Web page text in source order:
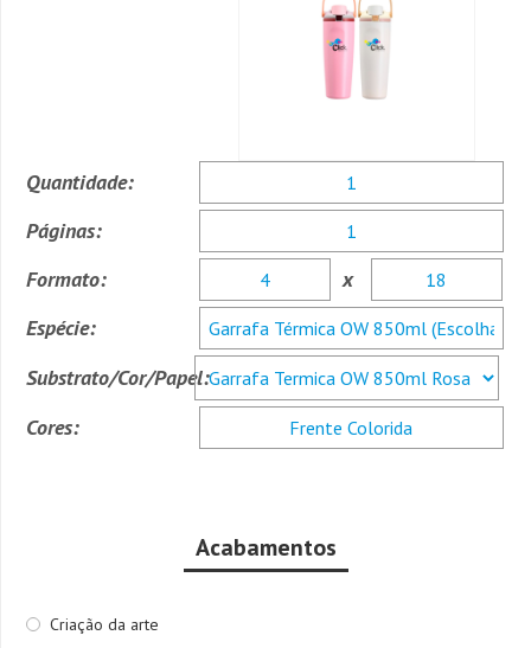
Quantidade:
Páginas:
Formato:
x
Espécie:
Substrato/Cor/Papel:
Cores:
Acabamentos
Criação da arte